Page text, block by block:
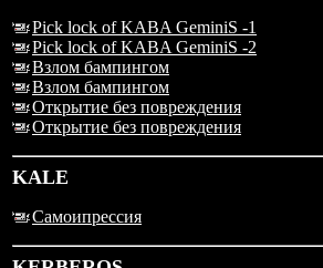
Pick lock of KABA GeminiS -1
Pick lock of KABA GeminiS -2
Взлом бампингом
Взлом бампингом
Открытие без повреждения
Открытие без повреждения
KALE
Самоипрессия